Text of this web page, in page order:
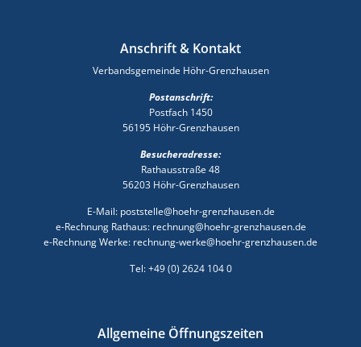
Anschrift & Kontakt
Verbandsgemeinde Höhr-Grenzhausen
Postanschrift:
Postfach 1450
56195 Höhr-Grenzhausen
Besucheradresse:
Rathausstraße 48
56203 Höhr-Grenzhausen
E-Mail: poststelle@hoehr-grenzhausen.de
e-Rechnung Rathaus: rechnung@hoehr-grenzhausen.de
e-Rechnung Werke: rechnung-werke@hoehr-grenzhausen.de
Tel: +49 (0) 2624 104 0
Allgemeine Öffnungszeiten